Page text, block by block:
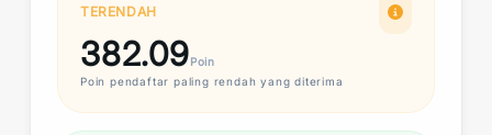
TERENDAH
382.09Poin
Poin pendaftar paling rendah yang diterima